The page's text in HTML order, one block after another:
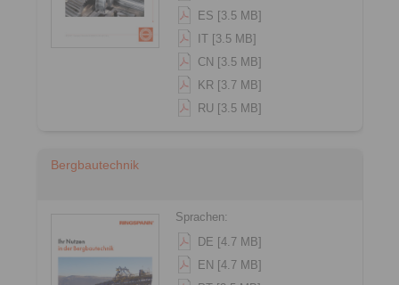
ES [3.5 MB]
IT [3.5 MB]
CN [3.5 MB]
KR [3.7 MB]
RU [3.5 MB]
Bergbautechnik
Sprachen:
DE [4.7 MB]
EN [4.7 MB]